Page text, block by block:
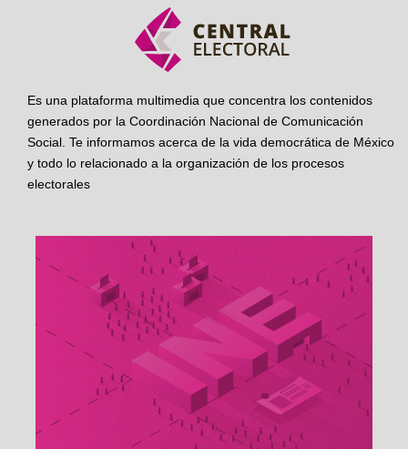
Es una plataforma multimedia que concentra los contenidos
generados por la Coordinación Nacional de Comunicación
Social. Te informamos acerca de la vida democrática de México
y todo lo relacionado a la organización de los procesos
electorales